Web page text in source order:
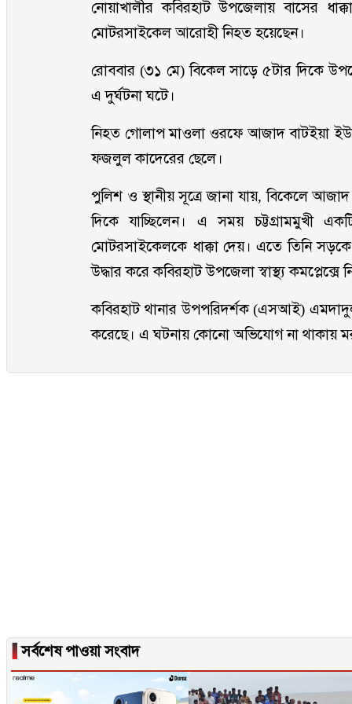
নোয়াখালীর কবিরহাট উপজেলায় বাসের
মোটরসাইকেল আরোহী নিহত হয়েছেন।
রোববার (৩১ মে) বিকেল সাড়ে ৫টার দিকে
এ দুর্ঘটনা ঘটে।
নিহত গোলাপ মাওলা ওরফে আজাদ বাটইয়া
ফজলুল কাদেরের ছেলে।
পুলিশ ও স্থানীয় সূত্রে জানা যায়, বিকেলে
দিকে যাচ্ছিলেন। এ সময় চট্টগ্রামমুখী
মোটরসাইকেলকে ধাক্কা দেয়। এতে তিনি
উদ্ধার করে কবিরহাট উপজেলা স্বাস্থ্য
কবিরহাট থানার উপপরিদর্শক (এসআই)
করেছে। এ ঘটনায় কোনো অভিযোগ না থাকায়
▐সর্বশেষ পাওয়া সংবাদ